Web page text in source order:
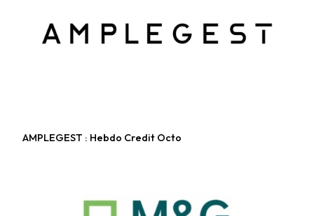
Fonds obligataires
AMPLEGEST : Hebdo Credit Octo